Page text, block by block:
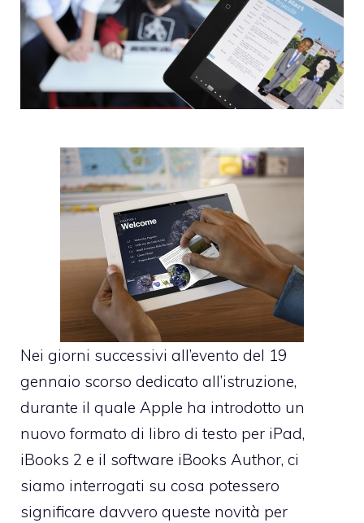
Nei giorni successivi all’evento del 19
gennaio scorso dedicato all’istruzione,
durante il quale Apple ha introdotto un
nuovo formato di libro di testo per iPad,
iBooks 2 e il software iBooks Author, ci
siamo interrogati su cosa potessero
significare davvero queste novità per